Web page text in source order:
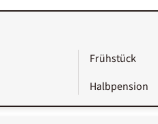
Frühstück
Halbpension